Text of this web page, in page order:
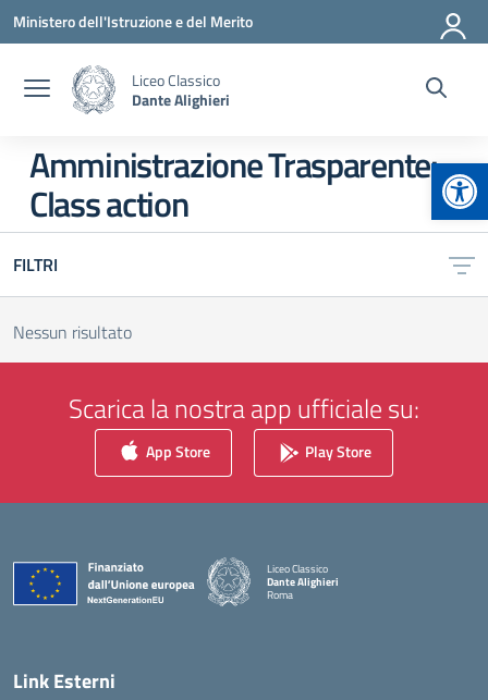
Vai ai contenuti
Vai al menu di navigazione
Vai al footer
Ministero dell'Istruzione e del Merito
Liceo Classico
Dante Alighieri
Amministrazione Trasparente:
Class action
FILTRI
Nessun risultato
Scarica la nostra app ufficiale su:
App Store Play Store
Liceo Classico
Dante Alighieri
Roma
Link Esterni